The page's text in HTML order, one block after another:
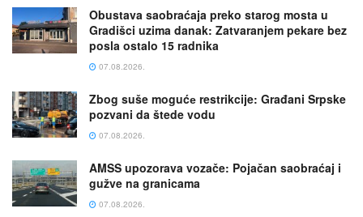
Obustava saobraćaja preko starog mosta u
Gradišci uzima danak: Zatvaranjem pekare bez
posla ostalo 15 radnika
07.08.2026.
Zbog suše mogućе restrikcije: Građani Srpske
pozvani da štede vodu
07.08.2026.
AMSS upozorava vozače: Pojačan saobraćaj i
gužve na granicama
07.08.2026.